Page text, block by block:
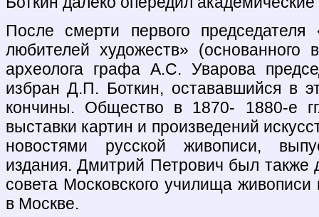
После смерти первого председателя
любителей художеств» (основанного
археолога графа А.С. Уварова
избран Д.П. Боткин, остававшийся в
кончины. Общество в 1870- 1880-е
выставки картин и произведений
новостями русской живописи,
издания. Дмитрий Петрович был
совета Московского училища живописи
в Москве.